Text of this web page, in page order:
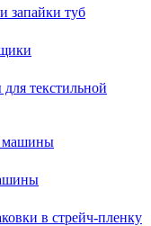
запайки туб
текстильной
машины
в стрейч-пленку